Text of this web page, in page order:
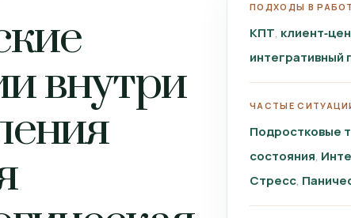
внутри
ПОДХОДЫ В
КПТ
интегративный
ЧАСТЫЕ
Подростковые
состояния
Стресс